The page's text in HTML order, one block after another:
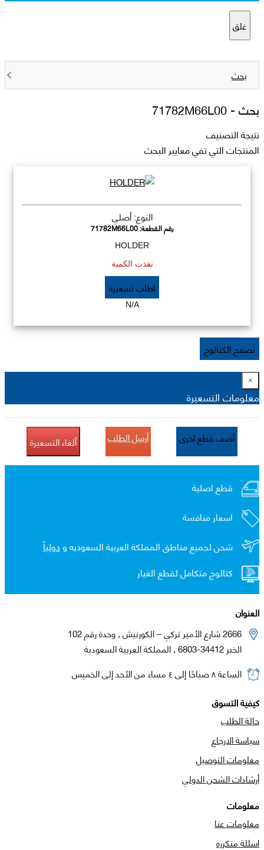
غلق
بحث
بحث -71782M66L00
نتيجة التصنيف
المنتجات التي تفي معايير البحث
النوع: أصلي
رقم القطعة:71782M66L00
HOLDER
نفذت الكمية
اطلب تسعيرة
N/A
تصفح الكتالوج
×
معلومات التسعيرة
أضف قطع اخرى أرسل الطلب ألغاء التسعيرة
قطع اصلية
اسعار منافسة
شحن لجميع مناطق المملكة العربية السعوديه ودولياً
كتالوج متكامل لقطع الغيار
العنوان
2666 شارع الأمير تركي – الكورنيش , وحدة رقم 102
الخبر 34412-6803 , المملكة العربية السعودية
الساعة ٨ صباحًا إلى ٤ مساء من الأحد إلى الخميس
كيفية التسوق
حالة الطلب
سياسة الارجاع
معلومات التوصيل
أرشادات الشحن الدولي
معلومات
معلومات عنا
اسئلة متكرره